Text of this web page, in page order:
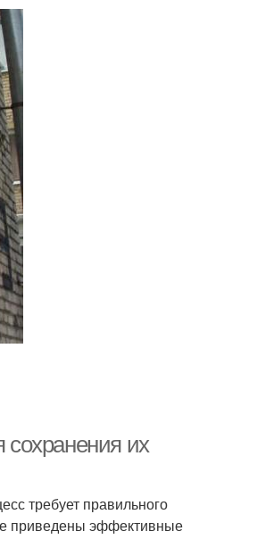
их
требует правильного
приведены эффективные